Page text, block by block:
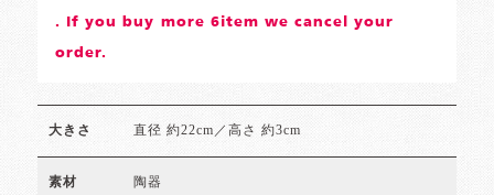
. If you buy more 6item we cancel your
order.
大きさ 直径 約22cm／高さ 約3cm
素材 陶器